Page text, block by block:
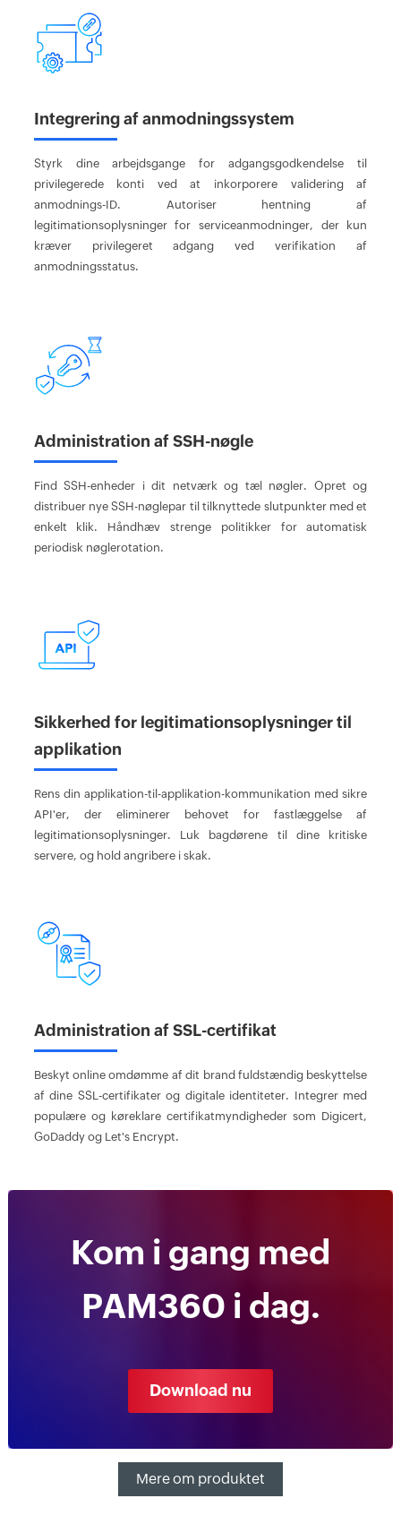
Integrering af anmodningssystem
Styrk dine arbejdsgange for adgangsgodkendelse til
privilegerede konti ved at inkorporere validering af
anmodnings-ID. Autoriser hentning af
legitimationsoplysninger for serviceanmodninger, der kun
kræver privilegeret adgang ved verifikation af
anmodningsstatus.
Administration af SSH-nøgle
Find SSH-enheder i dit netværk og tæl nøgler. Opret og
distribuer nye SSH-nøglepar til tilknyttede slutpunkter med et
enkelt klik. Håndhæv strenge politikker for automatisk
periodisk nøglerotation.
Sikkerhed for legitimationsoplysninger til
applikation
Rens din applikation-til-applikation-kommunikation med sikre
API'er, der eliminerer behovet for fastlæggelse af
legitimationsoplysninger. Luk bagdørene til dine kritiske
servere, og hold angribere i skak.
Administration af SSL-certifikat
Beskyt online omdømme af dit brand fuldstændig beskyttelse
af dine SSL-certifikater og digitale identiteter. Integrer med
populære og køreklare certifikatmyndigheder som Digicert,
GoDaddy og Let's Encrypt.
Kom i gang med
PAM360 i dag.
Download nu
Mere om produktet